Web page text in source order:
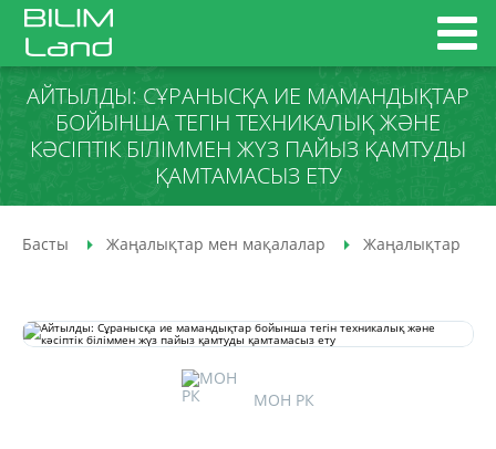
АЙТЫЛДЫ: СҰРАНЫСҚА ИЕ МАМАНДЫҚТАР
БОЙЫНША ТЕГІН ТЕХНИКАЛЫҚ ЖӘНЕ
КӘСІПТІК БІЛІММЕН ЖҮЗ ПАЙЫЗ ҚАМТУДЫ
ҚАМТАМАСЫЗ ЕТУ
Басты Жаңалықтар мен мақалалар Жаңалықтар
МОН РК